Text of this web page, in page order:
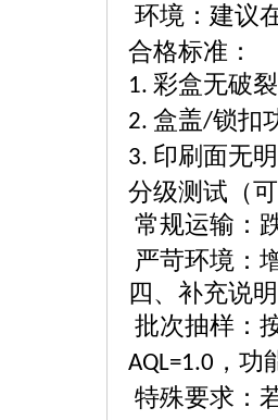
环境：建议
合格标准：
1. 彩盒无破
2. 盒盖/锁扣
3. 印刷面无
分级测试（
常规运输：
严苛环境：
四、补充说明
批次抽样：
AQL=1.0 ，功
特殊要求：